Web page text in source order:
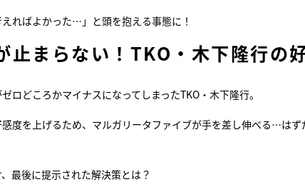
ればよかった…」と頭を抱える事態に！
まらない！TKO・木下隆行の
ロどころかマイナスになってしまったTKO・木下隆行。
度を上げるため、マルガリータファイブが手を差し伸べる…は
最後に提示された解決策とは？